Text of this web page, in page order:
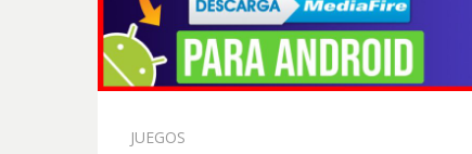
JUEGOS